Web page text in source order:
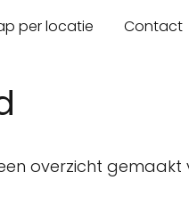
per locatie Contact
overzicht gemaakt